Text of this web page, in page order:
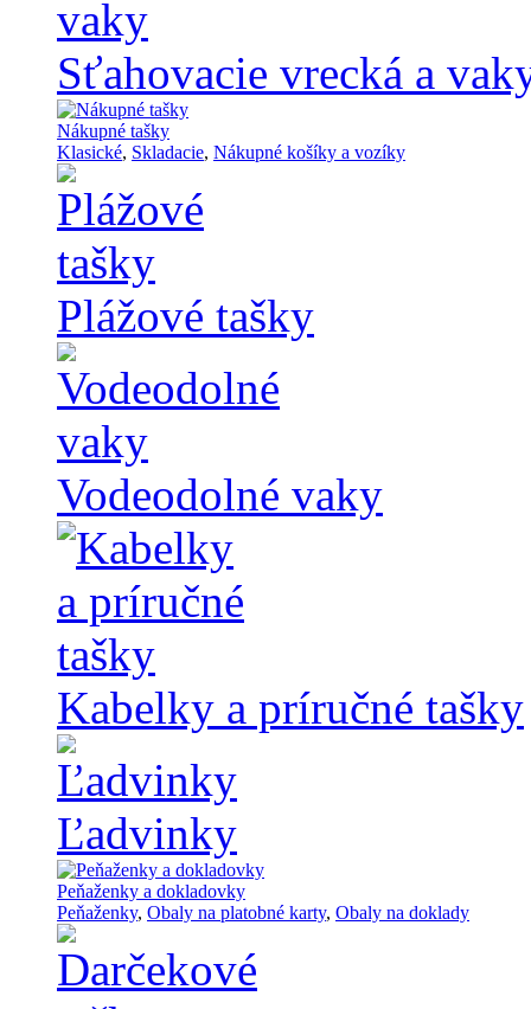
Sťahovacie vrecká a
Nákupné tašky
Klasické, Skladacie, Nákupné košíky a vozíky
Plážové tašky
Vodeodolné vaky
Kabelky a príručné tašky
Ľadvinky
Peňaženky a dokladovky
Peňaženky, Obaly na platobné karty, Obaly na doklady